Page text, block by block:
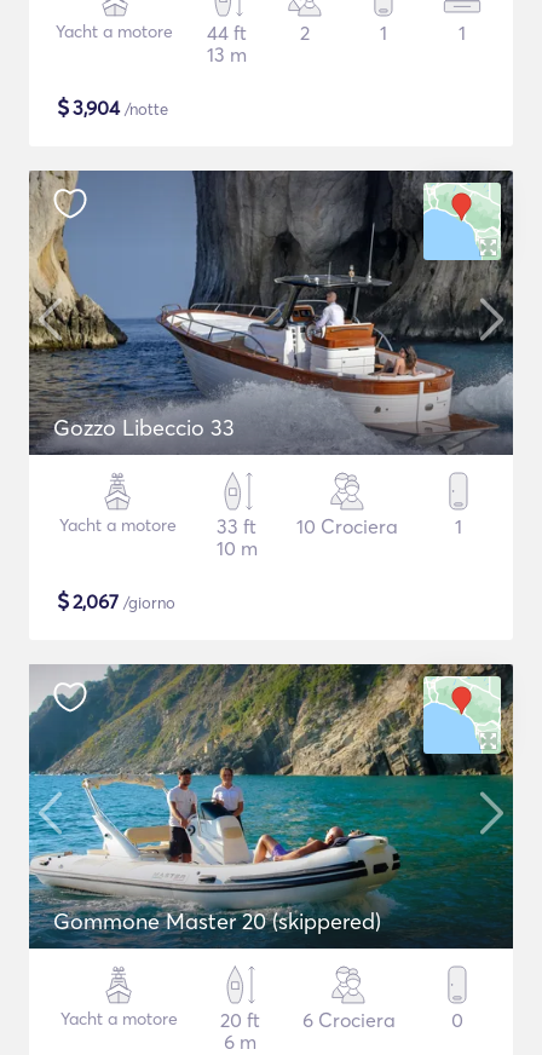
Yacht a motore
44 ft
13 m
2 1 1
$3,904/notte
Gozzo Libeccio 33
Yacht a motore
33 ft
10 m
10 Crociera 1
$2,067 /giorno
Gommone Master 20 (skippered)
Yacht a motore
20 ft
6 m
6 Crociera 0